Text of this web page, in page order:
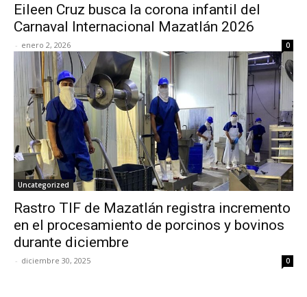
Eileen Cruz busca la corona infantil del
Carnaval Internacional Mazatlán 2026
- enero 2, 2026 0
Uncategorized
Rastro TIF de Mazatlán registra incremento
en el procesamiento de porcinos y bovinos
durante diciembre
- diciembre 30, 2025 0